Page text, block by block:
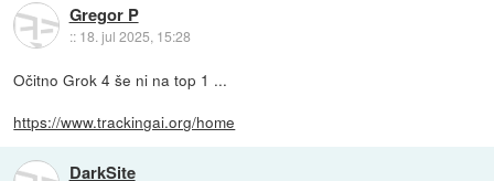
Gregor P
:: 18. jul 2025, 15:28
Očitno Grok 4 še ni na top 1 ...
https://www.trackingai.org/home
DarkSite